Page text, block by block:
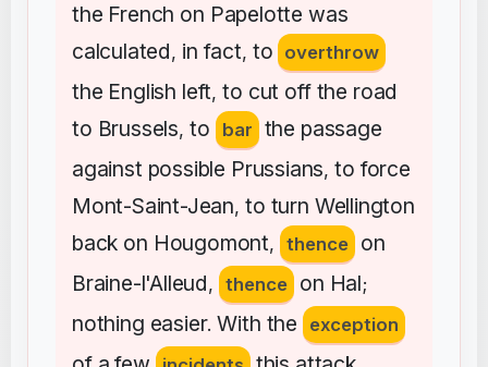
the French on Papelotte was
calculated, in fact, to overthrow
the English left,to cut off the road
to Brussels,to bar the passage
against possible Prussians,to force
Mont-Saint-Jean, to turn Wellington
back on Hougomont, thence on
Braine-l'Alleud, thence on Hal;
nothing easier.With the exception